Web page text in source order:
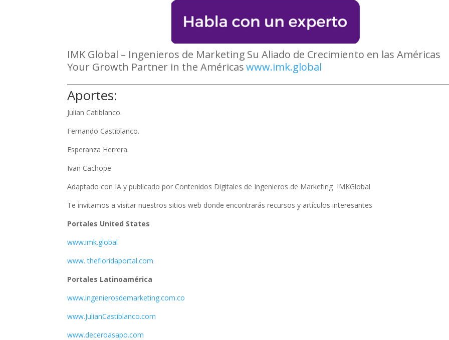
IMK Global – Ingenieros de Marketing Su Aliado de Crecimiento en las Américas
Your Growth Partner in the Américas www.imk.global
Aportes:
Julian Catiblanco.
Fernando Castiblanco.
Esperanza Herrera.
Ivan Cachope.
Adaptado con IA y publicado por Contenidos Digitales de Ingenieros de Marketing IMKGlobal
Te invitamos a visitar nuestros sitios web donde encontrarás recursos y artículos interesantes
Portales United States
www.imk.global
www. thefloridaportal.com
Portales Latinoamérica
www.ingenierosdemarketing.com.co
www.JulianCastiblanco.com
www.deceroasapo.com